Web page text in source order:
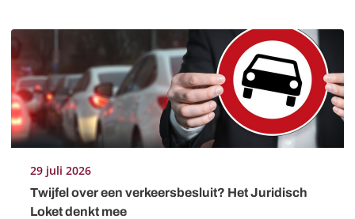
29 juli 2026
Twijfel over een verkeersbesluit? Het Juridisch
Loket denkt mee